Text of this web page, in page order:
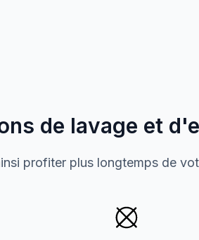
de lavage et
profiter plus longtemps de